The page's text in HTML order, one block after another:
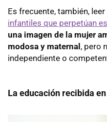
Es frecuente, también,
infantiles que perpetúan
una imagen de la mujer
modosa y maternal , pero
independiente o
La educación recibida